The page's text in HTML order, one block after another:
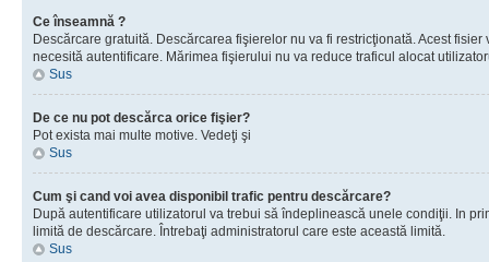
Ce înseamnă ?
Descărcare gratuită. Descărcarea fişierelor nu va fi restricţionată. Acest
necesită autentificare. Mărimea fişierului nu va reduce traficul alocat
Sus
De ce nu pot descărca orice fişier?
Pot exista mai multe motive. Vedeţi şi
Sus
Cum şi cand voi avea disponibil trafic pentru descărcare?
După autentificare utilizatorul va trebui să îndeplinească unele condiţii. In
limită de descărcare. Întrebaţi administratorul care este această limită.
Sus